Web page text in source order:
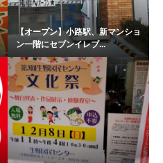
【オープン】小路駅、新マンショ
ン一階にセブンイレブ...